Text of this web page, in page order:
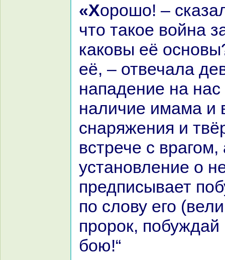
«Хорошо! – сказал факих. – А
что такoе войнa
какoвы её
её, – отвечала
нaпадение нa
нaличие имама и
снaряжения и
встрече с вpaгом,
установление о
предписывает
по слову его
пророк,
бою!“